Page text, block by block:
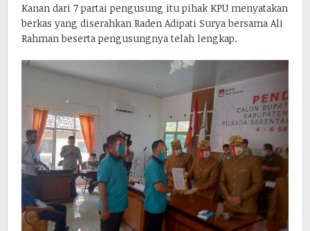
Kanan dari 7 partai pengusung itu pihak KPU menyatakan
berkas yang diserahkan Raden Adipati Surya bersama Ali
Rahman beserta pengusungnya telah lengkap.